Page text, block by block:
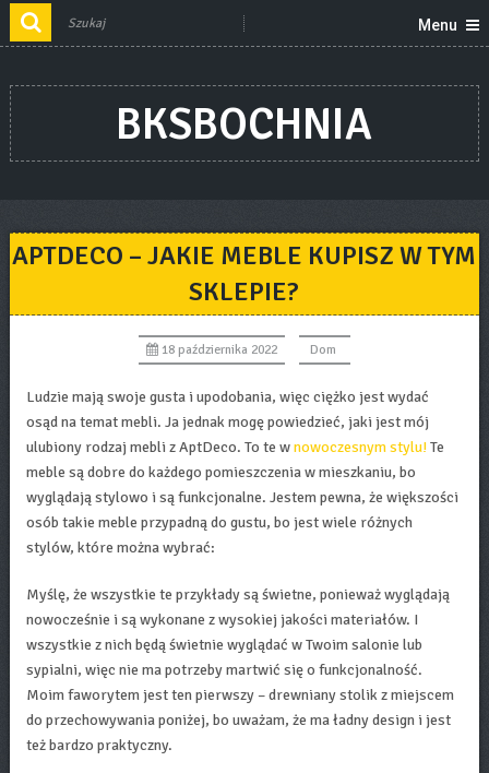
Menu
BKSBOCHNIA
APTDECO – JAKIE MEBLE KUPISZ W TYM
SKLEPIE?
18 października 2022 Dom
Ludzie mają swoje gusta i upodobania, więc ciężko jest wydać
osąd na temat mebli. Ja jednak mogę powiedzieć, jaki jest mój
ulubiony rodzaj mebli z AptDeco. To te wnowoczesnym stylu!Te
meble są dobre do każdego pomieszczenia w mieszkaniu, bo
wyglądają stylowo i są funkcjonalne. Jestem pewna, że większości
osób takie meble przypadną do gustu, bo jest wiele różnych
stylów, które można wybrać:
Myślę, że wszystkie te przykłady są świetne, ponieważ wyglądają
nowocześnie i są wykonane z wysokiej jakości materiałów. I
wszystkie z nich będą świetnie wyglądać w Twoim salonie lub
sypialni, więc nie ma potrzeby martwić się o funkcjonalność.
Moim faworytem jest ten pierwszy – drewniany stolik z miejscem
do przechowywania poniżej, bo uważam, że ma ładny design i jest
też bardzo praktyczny.